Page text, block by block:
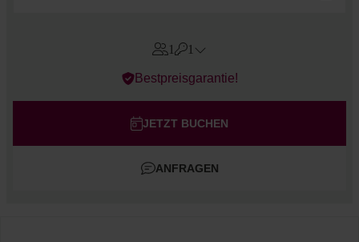
1 1
Errors?
Kinder
Bestpreisgarantie!
JETZT BUCHEN
ANFRAGEN